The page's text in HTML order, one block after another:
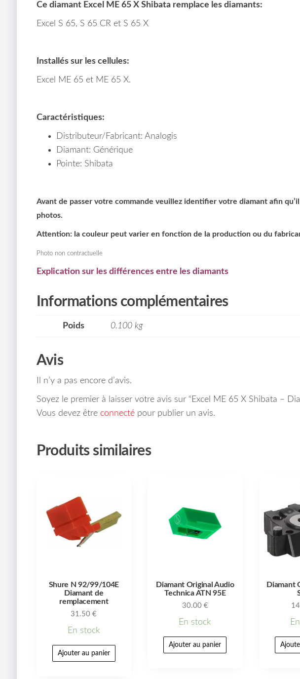
Ce diamant Excel ME 65 X Shibata remplace les diamants:
Excel S 65, S 65 CR et S 65 X
Installés sur les cellules:
Excel ME 65 et ME 65 X.
Caractéristiques:
Distributeur/Fabricant: Analogis
Diamant: Générique
Pointe: Shibata
Avant de passer votre commande veuillez identifier votre diamant afin
photos.
Attention: la couleur peut varier en fonction de la production ou du
Photo non contractuelle
Explication sur les différences entre les diamants
Informations complémentaires
Poids 0.100 kg
Avis
Il n’y a pas encore d’avis.
Soyez le premier à laisser votre avis sur “Excel ME 65 X Shibata –
Vous devez être connectépour publier un avis.
Produits similaires
Shure N 92/99/104E
Diamant de
remplacement
31.50€
En stock
Ajouter au panier
Diamant Original Audio
Technica ATN 95E
30.00 €
En stock
Ajouter au panier
Diamant